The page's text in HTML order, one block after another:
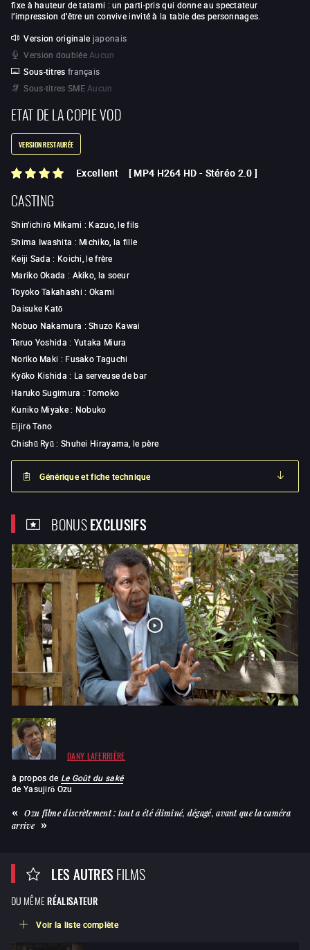
fixe à hauteur de tatami : un parti-pris qui donne au spectateur
l’impression d’être un convive invité à la table des personnages.
Version originale japonais
Version doublée Aucun
Sous-titres français
Sous-titres SME Aucun
ETAT DE LA COPIE VOD
VERSION RESTAURÉE
Excellent [ MP4 H264 HD - Stéréo 2.0 ]
CASTING
Shin'ichirō Mikami : Kazuo, le fils
Shima Iwashita : Michiko, la fille
Keiji Sada : Koichi, le frère
Mariko Okada : Akiko, la soeur
Toyoko Takahashi : Okami
Daisuke Katō
Nobuo Nakamura :Shuzo Kawai
Teruo Yoshida : Yutaka Miura
Noriko Maki : Fusako Taguchi
Kyōko Kishida : La serveuse de bar
Haruko Sugimura :Tomoko
Kuniko Miyake: Nobuko
Eijirō Tōno
Chishū Ryū: Shuhei Hirayama, le père
Générique et fiche technique
BONUSEXCLUSIFS
DANY LAFERRIÈRE
à propos de Le Goût du saké
de Yasujirō Ozu
Ozu filme discrètement : tout a été éliminé, dégagé, avant que la caméra
arrive
LES AUTRESFILMS
DU MÊME RÉALISATEUR
Voir la liste complète